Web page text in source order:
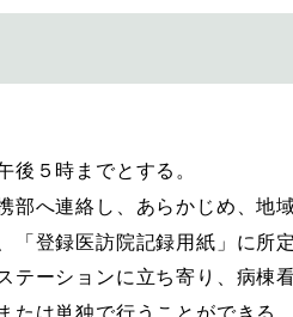
後５時までとする。
へ連絡し、あらかじめ、地
登録医訪院記録用紙」に所
ーションに立ち寄り、病棟
は単独で行うことができる。